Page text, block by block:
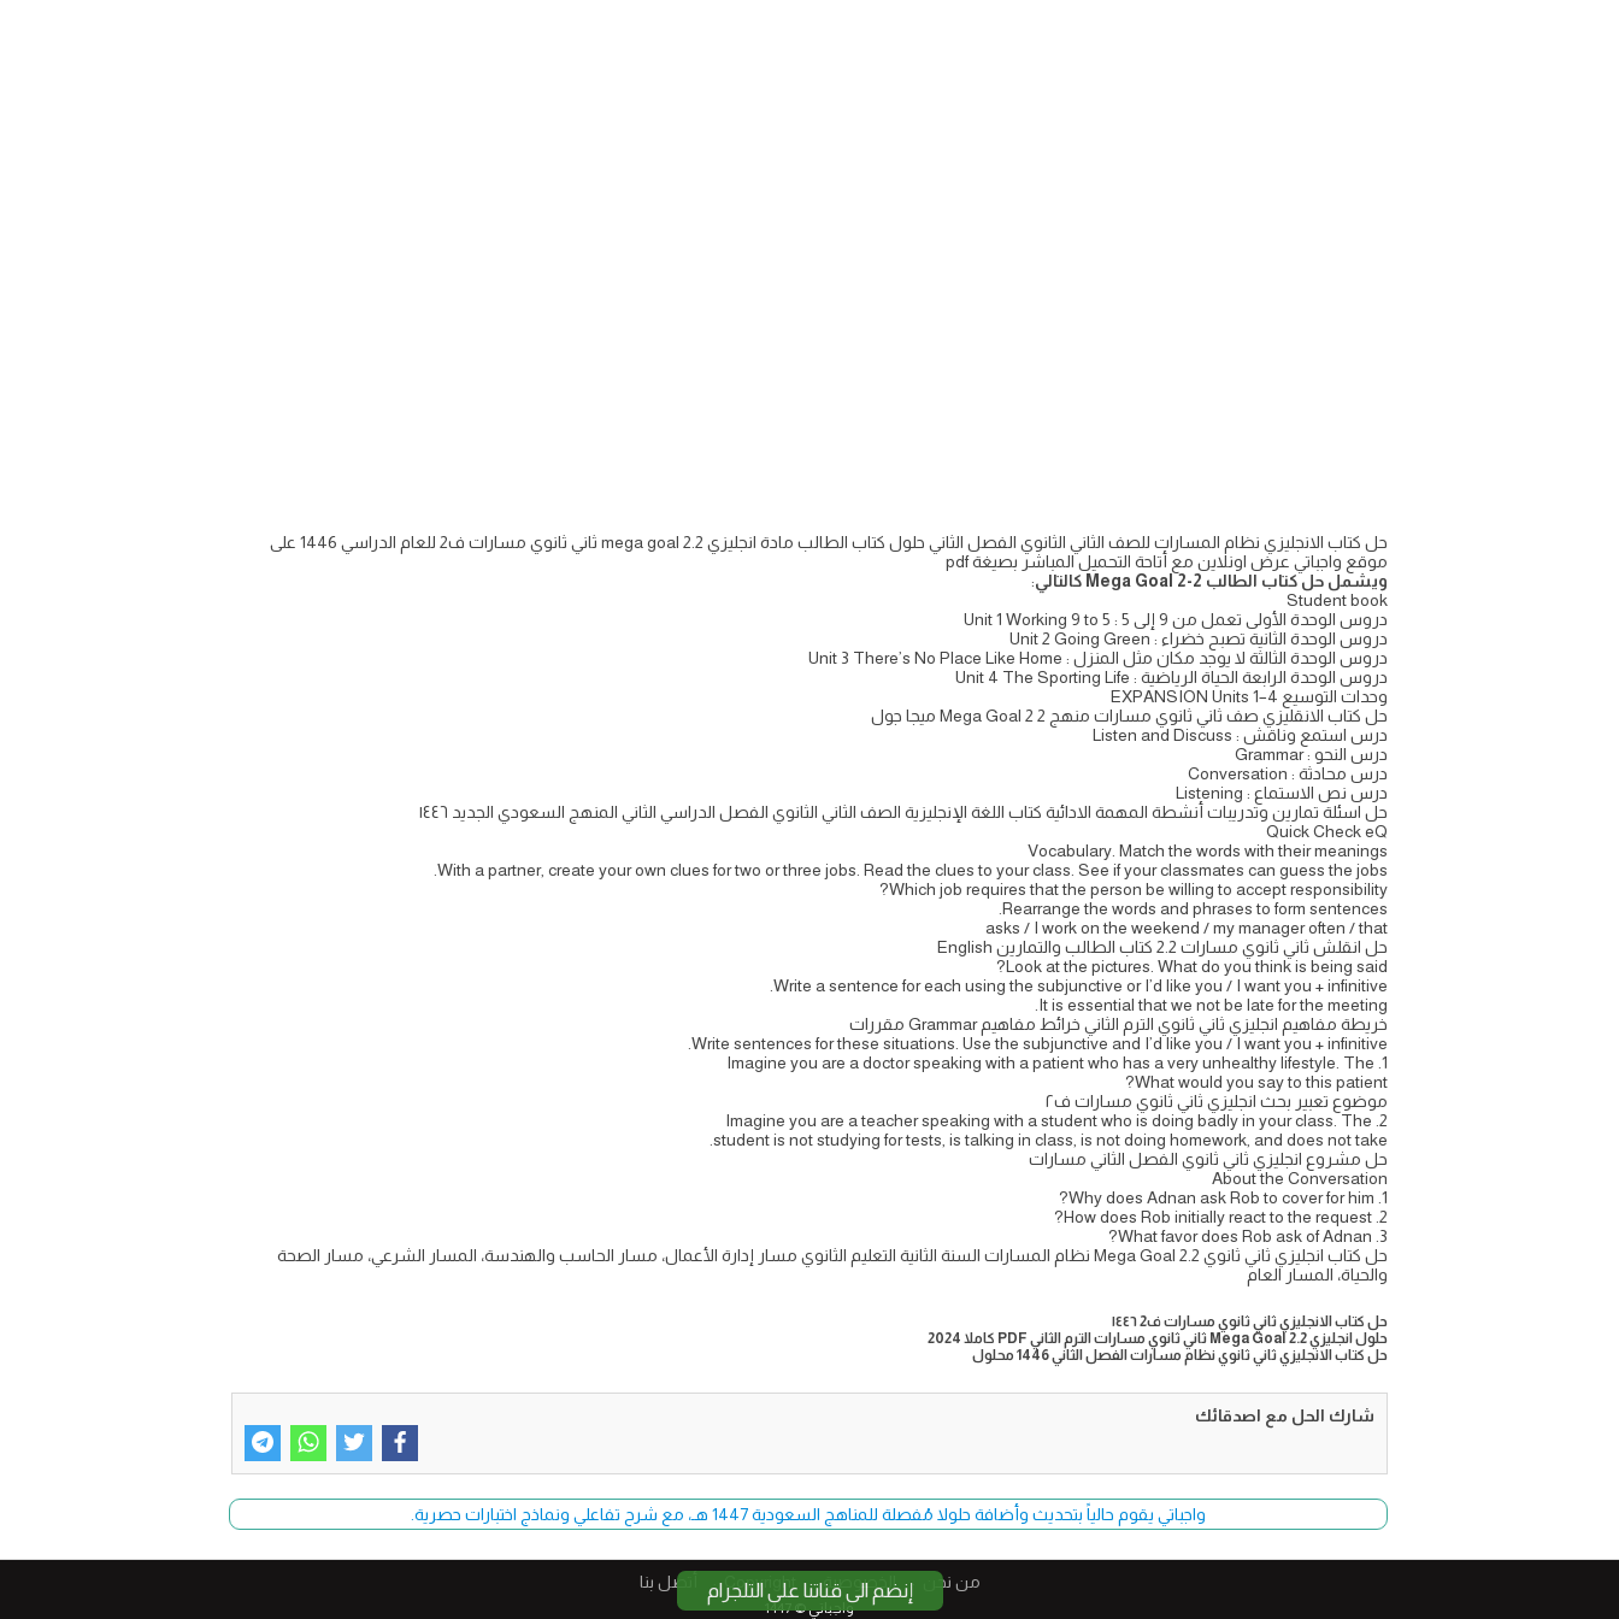
إنضم الى قناتنا على التلجرام
حل كتاب الانجليزي نظام المسارات للصف الثاني الثانوي الفصل الثاني حلول كتاب الطالب مادة انجليزي mega goal 2.2 ثاني ثانوي مسارات ف2 للعام الدراسي 1446 على
موقع واجباتي عرض اونلاين مع أتاحة التحميل المباشر بصيغة pdf
ويشمل حل كتاب الطالب Mega Goal 2-2 كالتالي
:
Student book
دروس الوحدة الأولى تعمل من 9 إلى 5 : Unit 1 Working 9 to 5
دروس الوحدة الثانية تصبح خضراء : Unit 2 Going Green
دروس الوحدة الثالثة لا يوجد مكان مثل المنزل : Unit 3 There’s No Place Like Home
دروس الوحدة الرابعة الحياة الرياضية : Unit 4 The Sporting Life
وحدات التوسيع EXPANSION Units 1–4
حل كتاب الانقليزي صف ثاني ثانوي مسارات منهج 2 2 Mega Goal ميجا جول
درس استمع وناقش : Listen and Discuss
درس النحو : Grammar
درس محادثة : Conversation
درس نص الاستماع : Listening
حل اسئلة تمارين وتدريبات أنشطة المهمة الادائية كتاب اللغة الإنجليزية الصف الثاني الثانوي الفصل الدراسي الثاني المنهج السعودي الجديد ١٤٤٦
Quick Check eQ
Vocabulary. Match the words with their meanings
With a partner, create your own clues for two or three jobs. Read the clues to your class. See if your classmates can guess the jobs.
Which job requires that the person be willing to accept responsibility?
Rearrange the words and phrases to form sentences.
asks / I work on the weekend / my manager often / that
حل انقلش ثاني ثانوي مسارات 2.2 كتاب الطالب والتمارين English
Look at the pictures. What do you think is being said?
Write a sentence for each using the subjunctive or I’d like you / I want you + infinitive.
It is essential that we not be late for the meeting.
خريطة مفاهيم انجليزي ثاني ثانوي الترم الثاني خرائط مفاهيم Grammar مقررات
Write sentences for these situations. Use the subjunctive and I’d like you / I want you + infinitive.
1. Imagine you are a doctor speaking with a patient who has a very unhealthy lifestyle. The
What would you say to this patient?
موضوع تعبير بحث انجليزي ثاني ثانوي مسارات ف٢
2. Imagine you are a teacher speaking with a student who is doing badly in your class. The
student is not studying for tests, is talking in class, is not doing homework, and does not take.
حل مشروع انجليزي ثاني ثانوي الفصل الثاني مسارات
About the Conversation
1. Why does Adnan ask Rob to cover for him?
2. How does Rob initially react to the request?
3. What favor does Rob ask of Adnan?
حل كتاب انجليزي ثاني ثانوي 2.2 Mega Goal نظام المسارات السنة الثانية التعليم الثانوي مسار إدارة الأعمال، مسار الحاسب والهندسة، المسار الشرعي، مسار الصحة
والحياة، المسار العام
حل كتاب الانجليزي ثاني ثانوي مسارات ف2 ١٤٤٦
حلول انجليزي 2.2 Mega Goal ثاني ثانوي مسارات الترم الثاني PDF كاملا 2024
حل كتاب الانجليزي ثاني ثانوي نظام مسارات الفصل الثاني 1446 محلول
شارك الحل مع اصدقائك
واجباتي يقوم حالياً بتحديث وأضافة حلولا مُفصلة للمناهج السعودية 1447 هـ، مع شرح تفاعلي ونماذج اختبارات حصرية.
من نحن الخصوصية Copyright​ أتصل بنا
واجباتي © 1447